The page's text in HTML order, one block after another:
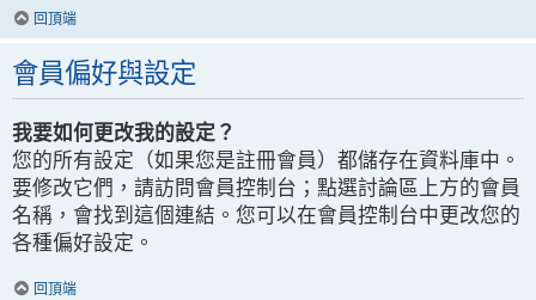
回頂端
會員偏好與設定
我要如何更改我的設定？
您的所有設定（如果您是註冊會員）都儲存在資料庫中。
要修改它們，請訪問會員控制台；點選討論區上方的會員
名稱，會找到這個連結。您可以在會員控制台中更改您的
各種偏好設定。
回頂端